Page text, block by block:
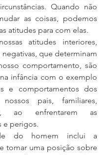
Quando não
as coisas, podemos
atitudes para com elas.
atitudes interiores,
que determinam
comportamento, são
infância com o exemplo
e comportamentos dos
pais, familiares,
ao enfrentarem as
e perigos.
do homem inclui a
tomar uma posição sobre